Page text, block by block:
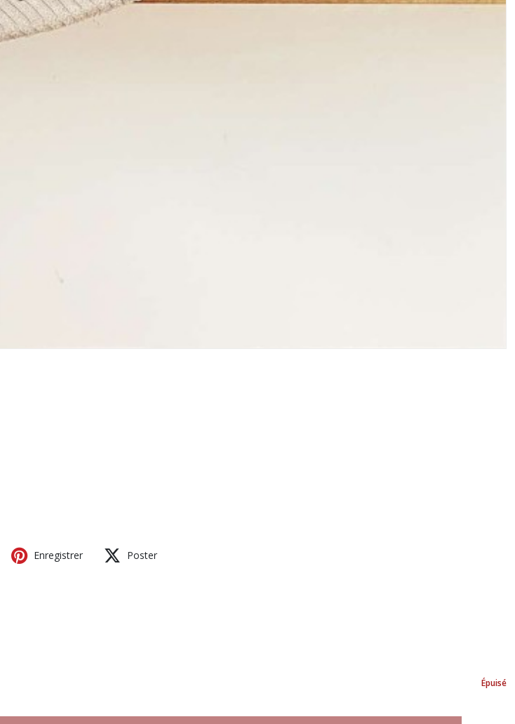
Enregistrer Poster
Épuisé